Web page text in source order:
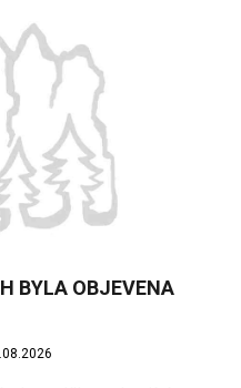
BYLA OBJEVENA